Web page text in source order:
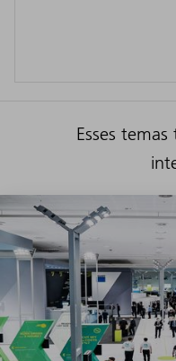
Esses